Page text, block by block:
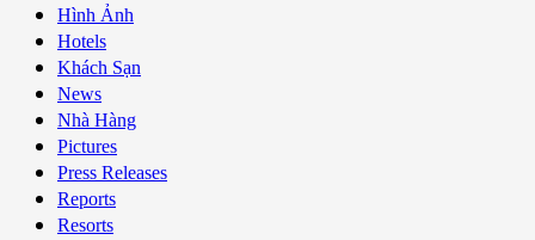
Hình Ảnh
Hotels
Khách Sạn
News
Nhà Hàng
Pictures
Press Releases
Reports
Resorts